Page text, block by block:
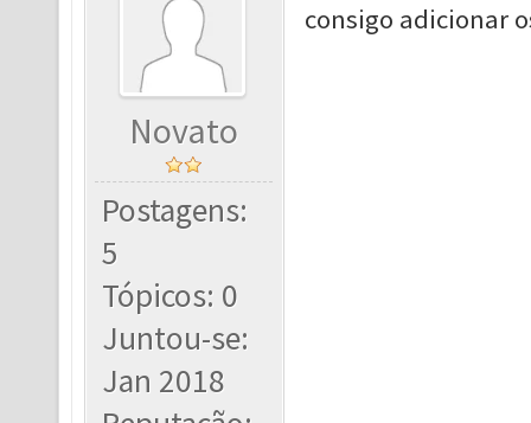
Novato
Postagens:
5
Tópicos: 0
Juntou-se:
Jan 2018
consigo adicionar